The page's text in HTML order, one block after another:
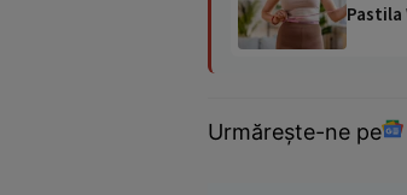
Urmărește-ne pe